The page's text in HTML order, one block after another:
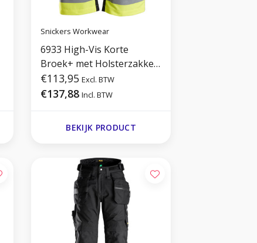
Snickers Workwear
6933 High-Vis Korte
Broek+ met Holsterzakken
Klasse 1
€113,95 Excl. BTW
€137,88 Incl. BTW
BEKIJK PRODUCT